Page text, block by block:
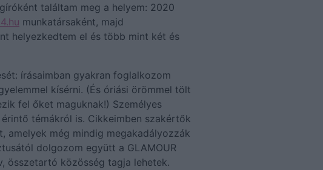
találtam meg a helyem: 2020
munkatársaként, majd
helyezkedtem el és több mint két és
írásaimban gyakran foglalkozom
kísérni. (És óriási örömmel tölt
fel őket maguknak!) Személyes
témákról is. Cikkeimben szakértők
amelyek még mindig megakadályozzák
dolgozom együtt a GLAMOUR
összetartó közösség tagja lehetek.